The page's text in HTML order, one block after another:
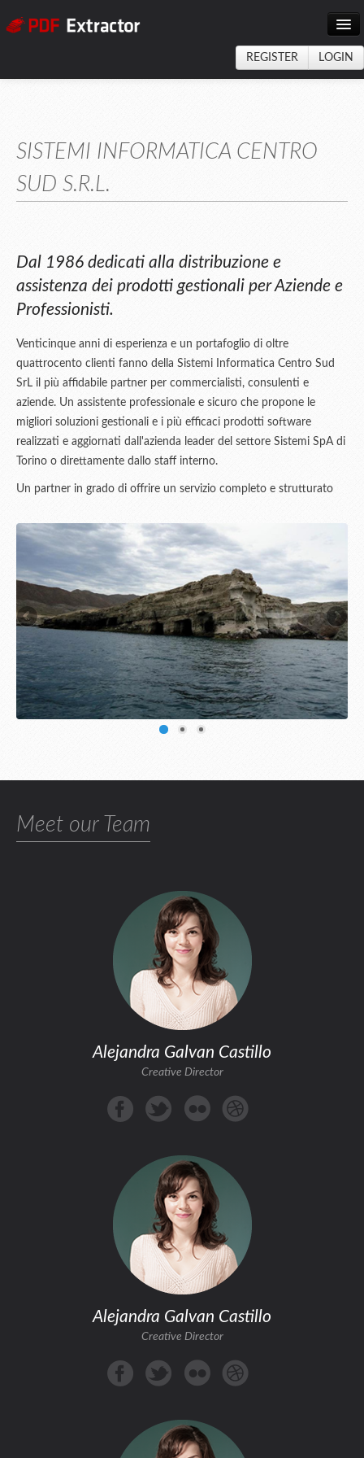
ABOUT
CONTACT
REGISTER LOGIN
SISTEMI INFORMATICA CENTRO
SUD S.R.L.
Dal 1986 dedicati alla distribuzione e
assistenza dei prodotti gestionali per Aziende e
Professionisti.
Venticinque anni di esperienza e un portafoglio di oltre
quattrocento clienti fanno della Sistemi Informatica Centro Sud
SrL il più affidabile partner per commercialisti, consulenti e
aziende. Un assistente professionale e sicuro che propone le
migliori soluzioni gestionali e i più efficaci prodotti software
realizzati e aggiornati dall'azienda leader del settore Sistemi SpA di
Torino o direttamente dallo staff interno.
Un partner in grado di offrire un servizio completo e strutturato
Meet our Team
Alejandra Galvan Castillo
Creative Director
Alejandra Galvan Castillo
Creative Director